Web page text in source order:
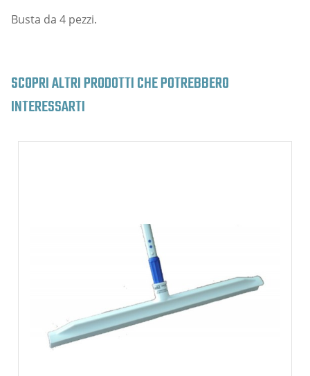
Busta da 4 pezzi.
SCOPRI ALTRI PRODOTTI CHE POTREBBERO
INTERESSARTI